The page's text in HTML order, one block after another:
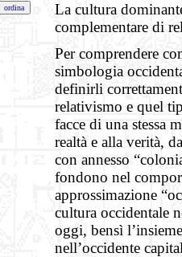
La cultura
complementare di
Per comprendere
simbologia
definirli
relativismo e quel
facce di una stessa
realtà e alla verità,
con annesso
fondono nel
approssimazione
cultura occidentale
oggi, bensì
nell’occidente